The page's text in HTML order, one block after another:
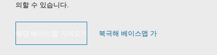
의할 수 있습니다.
해양 베이스맵 가져오기 북극해 베이스맵 가